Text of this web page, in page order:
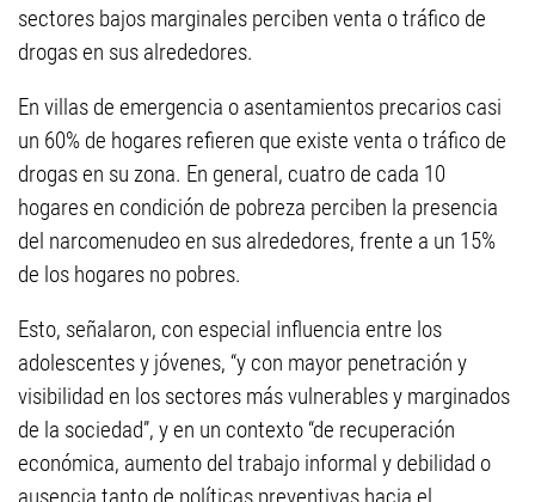
sectores bajos marginales perciben venta o tráfico de
drogas en sus alrededores.
En villas de emergencia o asentamientos precarios casi
un 60% de hogares refieren que existe venta o tráfico de
drogas en su zona. En general, cuatro de cada 10
hogares en condición de pobreza perciben la presencia
del narcomenudeo en sus alrededores, frente a un 15%
de los hogares no pobres.
Esto, señalaron, con especial influencia entre los
adolescentes y jóvenes, “y con mayor penetración y
visibilidad en los sectores más vulnerables y marginados
de la sociedad”, y en un contexto “de recuperación
económica, aumento del trabajo informal y debilidad o